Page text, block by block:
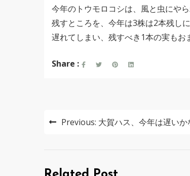
今年のトウモロコシは、風と虫にや
残すところを、今年は3株は2本残し
遅れてしまい、残すべき1本の実もお
Share :
投 Previous: 大賀ハス、今年は遅いか